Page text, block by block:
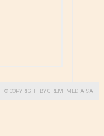
© COPYRIGHT BY GREMI MEDIA SA